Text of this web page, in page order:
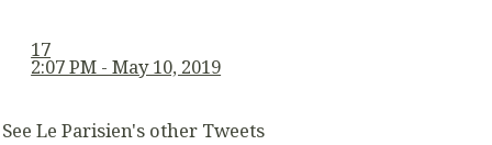
17
2:07 PM - May 10, 2019
See Le Parisien's other Tweets